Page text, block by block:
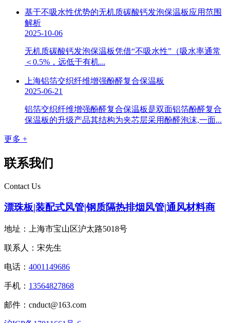
基于不吸水性优势的无机质碳酸钙发泡保温板应用范围
解析
2025-10-06
无机质碳酸钙发泡保温板凭借“不吸水性”（吸水率通常
＜0.5%，远低于有机...
上海铝箔交织纤维增强酚醛复合保温板
2025-06-21
铝箔交织纤维增强酚醛复合保温板是双面铝箔酚醛复合
保温板的升级产品其结构为夹芯层采用酚醛泡沫,一面...
更多 +
联系我们
Contact Us
漂珠板|装配式风管|钢质隔热排烟风管|通风材料商
地址：上海市宝山区沪太路5018号
联系人：宋先生
电话： 4001149686
手机： 13564827868
邮件：cnduct@163.com